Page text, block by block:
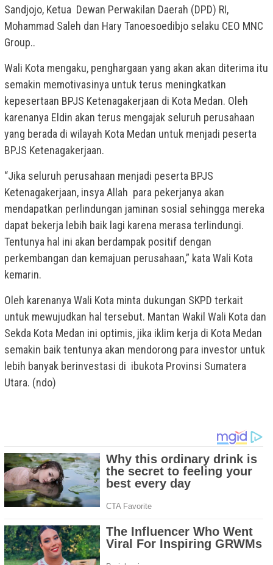
Sandjojo, Ketua Dewan Perwakilan Daerah (DPD) RI,
Mohammad Saleh dan Hary Tanoesoedibjo selaku CEO MNC
Group..
Wali Kota mengaku, penghargaan yang akan akan diterima itu
semakin memotivasinya untuk terus meningkatkan
kepesertaan BPJS Ketenagakerjaan di Kota Medan. Oleh
karenanya Eldin akan terus mengajak seluruh perusahaan
yang berada di wilayah Kota Medan untuk menjadi peserta
BPJS Ketenagakerjaan.
“Jika seluruh perusahaan menjadi peserta BPJS
Ketenagakerjaan, insya Allah para pekerjanya akan
mendapatkan perlindungan jaminan sosial sehingga mereka
dapat bekerja lebih baik lagi karena merasa terlindungi.
Tentunya hal ini akan berdampak positif dengan
perkembangan dan kemajuan perusahaan,” kata Wali Kota
kemarin.
Oleh karenanya Wali Kota minta dukungan SKPD terkait
untuk mewujudkan hal tersebut. Mantan Wakil Wali Kota dan
Sekda Kota Medan ini optimis, jika iklim kerja di Kota Medan
semakin baik tentunya akan mendorong para investor untuk
lebih banyak berinvestasi di ibukota Provinsi Sumatera
Utara. (ndo)